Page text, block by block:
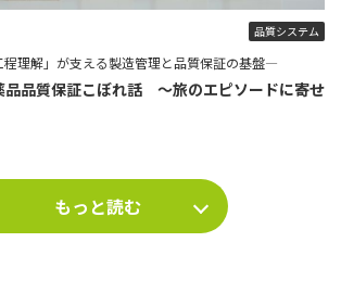
品質システム
理解」が支える製造管理と品質保証の基盤―
品品質保証こぼれ話 ～旅のエピソードに寄せ
もっと読む